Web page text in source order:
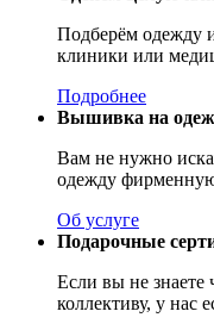
Подберём одежду
клиники или
Подробнее
Вышивка на
Вам не нужно
одежду
Об услуге
Подарочные
Если вы не знаете
коллективу, у нас